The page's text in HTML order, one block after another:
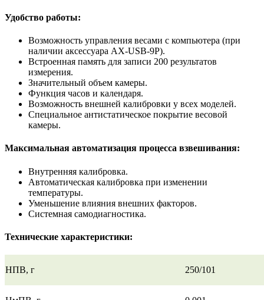
Удобство работы:
Возможность управления весами с компьютера (при
наличии аксессуара AX-USB-9P).
Встроенная память для записи 200 результатов
измерения.
Значительный объем камеры.
Функция часов и календаря.
Возможность внешней калибровки у всех моделей.
Специальное антистатическое покрытие весовой
камеры.
Максимальная автоматизация процесса взвешивания:
Внутренняя калибровка.
Автоматическая калибровка при изменении
температуры.
Уменьшение влияния внешних факторов.
Системная самодиагностика.
Технические характеристики:
НПВ, г 250/101